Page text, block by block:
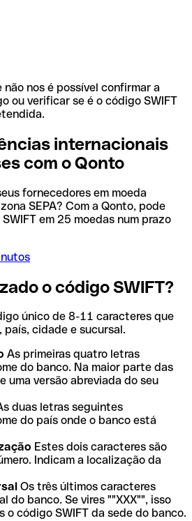
nos é possível confirmar a
ou verificar se é o código SWIFT
internacionais
com o Qonto
fornecedores em moeda
SEPA? Com a Qonto, pode
em 25 moedas num prazo
o código SWIFT?
único de 8-11 caracteres que
cidade e sucursal.
As primeiras quatro letras
do banco. Na maior parte das
uma versão abreviada do seu
duas letras seguintes
do país onde o banco está
Estes dois caracteres são
Indicam a localização da
Os três últimos caracteres
do banco. Se vires ""XXX"", isso
o código SWIFT da sede do banco.